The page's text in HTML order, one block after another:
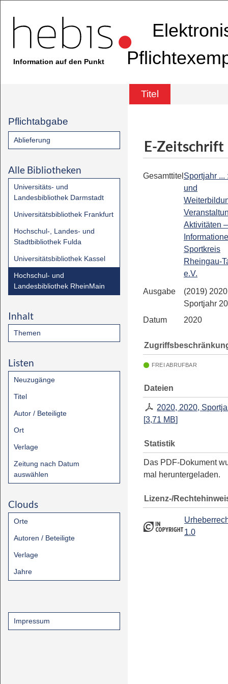
Information auf den Punkt
Titel
Pflichtabgabe
Ablieferung
Alle Bibliotheken
Universitäts- und
Landesbibliothek Darmstadt
Universitätsbibliothek Frankfurt
Hochschul-, Landes- und
Stadtbibliothek Fulda
Universitätsbibliothek Kassel
Hochschul- und
Landesbibliothek RheinMain
Inhalt
Themen
Listen
Neuzugänge
Titel
Autor / Beteiligte
Ort
Verlage
Zeitung nach Datum
auswählen
Clouds
Orte
Autoren / Beteiligte
Verlage
Jahre
Impressum
E-Zeitschrift
Gesamttitel Sportjahr ...
und
Aktivitäten –
Sportkreis
Rheingau-
e.V.
Ausgabe
(2019)
Sportjahr
Datum
2020
FREI ABRUFBAR
Dateien
2020, 2020,
[3,71 MB]
Statistik
Das PDF-Dokument
mal heruntergeladen.
Lizenz-/
1.0